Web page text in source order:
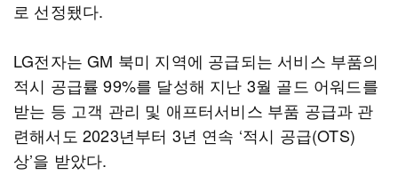
로 선정됐다.
LG전자는 GM 북미 지역에 공급되는 서비스 부품의
적시 공급률 99%를 달성해 지난 3월 골드 어워드를
받는 등 고객 관리 및 애프터서비스 부품 공급과 관
련해서도 2023년부터 3년 연속 ‘적시 공급(OTS)
상’을 받았다.